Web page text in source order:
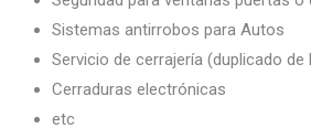
Sistemas antirrobos para Autos
Servicio de cerrajería (duplicado de
Cerraduras electrónicas
etc